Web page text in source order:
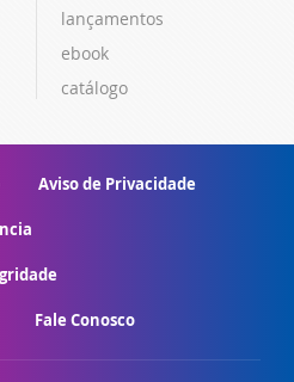
lançamentos
ebook
catálogo
Aviso de Privacidade
Fale Conosco